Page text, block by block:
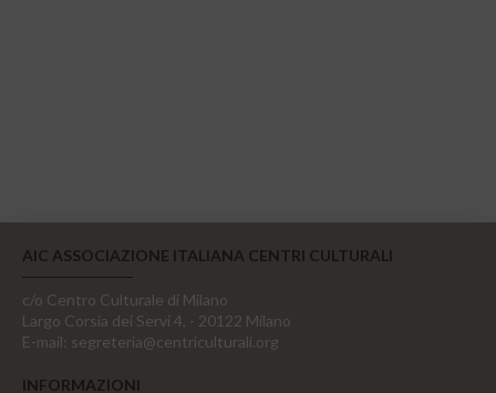
AIC ASSOCIAZIONE ITALIANA CENTRI CULTURALI
c/o Centro Culturale di Milano
Largo Corsia dei Servi 4, - 20122 Milano
E-mail: segreteria@centriculturali.org
INFORMAZIONI